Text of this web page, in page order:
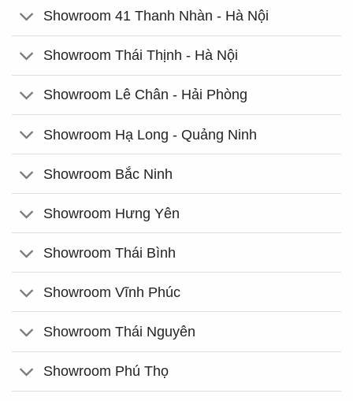
Showroom 41 Thanh Nhàn - Hà Nội
Showroom Thái Thịnh - Hà Nội
Showroom Lê Chân - Hải Phòng
Showroom Hạ Long - Quảng Ninh
Showroom Bắc Ninh
Showroom Hưng Yên
Showroom Thái Bình
Showroom Vĩnh Phúc
Showroom Thái Nguyên
Showroom Phú Thọ